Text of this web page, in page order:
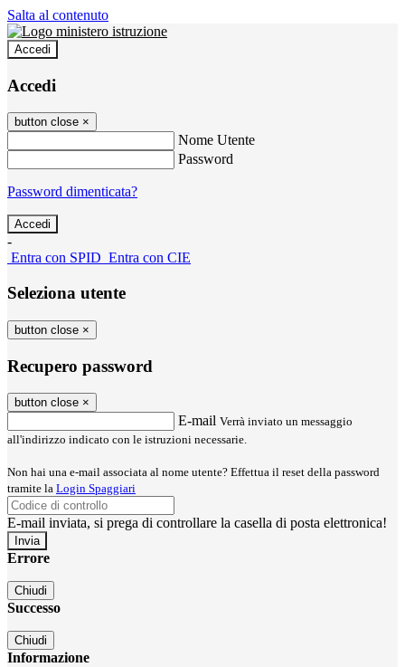
Salta al contenuto
Accedi
Accedi
button close ×
Nome Utente
Password
Password dimenticata?
-
Entra con SPID Entra con CIE
Seleziona utente
button close ×
Recupero password
button close ×
E-mail Verrà inviato un messaggio
all'indirizzo indicato con le istruzioni necessarie.
Non hai una e-mail associata al nome utente? Effettua il reset della password
tramite la Login Spaggiari
E-mail inviata, si prega di controllare la casella di posta elettronica!
Errore
Chiudi
Successo
Chiudi
Informazione